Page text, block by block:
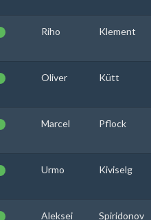
Riho Klement
Oliver Kütt
Marcel Pflock
Urmo Kiviselg
Aleksei Spiridonov